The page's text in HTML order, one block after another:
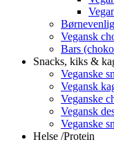
Vegansk
Bars
Snacks, kiks &
Veganske
Vegansk
Veganske
Vegansk
Veganske
Helse /Protein